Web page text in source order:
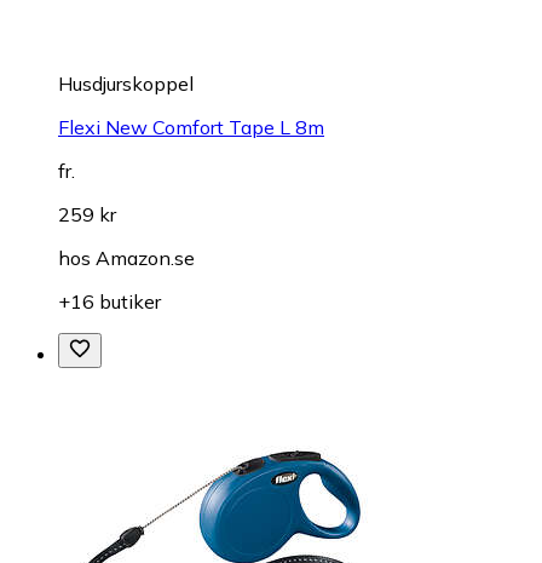
Husdjurskoppel
Flexi New Comfort Tape L 8m
fr.
259 kr
hos Amazon.se
+16 butiker